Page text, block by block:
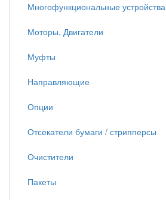
Многофункциональные устройства
Моторы, Двигатели
Муфты
Направляющие
Опции
Отсекатели бумаги / стрипперсы
Очистители
Пакеты